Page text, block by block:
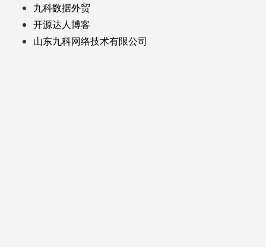
九科数据外贸
开源达人博客
山东九科网络技术有限公司